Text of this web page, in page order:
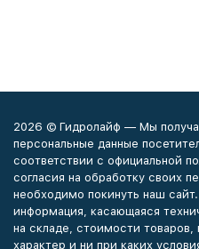
2026 © Гидролайф — Мы
персональные данные
соответствии с официальной
согласия на обработку своих
необходимо покинуть наш
информация, касающаяся
на складе, стоимости
характер и ни при каких